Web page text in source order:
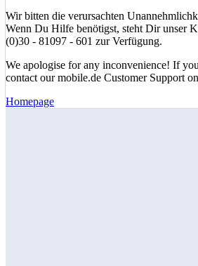
Wir bitten die verursachten
Wenn Du Hilfe benötigst, steht Dir unser
(0)30 - 81097 - 601 zur Verfügung.
We apologise for any inconvenience! If
contact our mobile.de Customer Support
Homepage